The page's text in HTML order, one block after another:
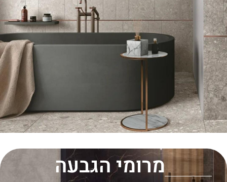
מרומי הגבעה